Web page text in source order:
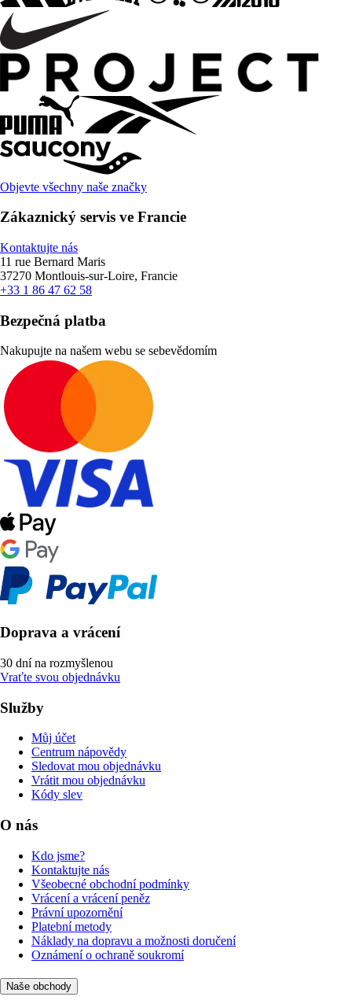
Objevte všechny naše značky
Zákaznický servis ve Francie
Kontaktujte nás
11 rue Bernard Maris
37270 Montlouis-sur-Loire, Francie
+33 1 86 47 62 58
Bezpečná platba
Nakupujte na našem webu se sebevědomím
Doprava a vrácení
30 dní na rozmyšlenou
Vraťte svou objednávku
Služby
Můj účet
Centrum nápovědy
Sledovat mou objednávku
Vrátit mou objednávku
Kódy slev
O nás
Kdo jsme?
Kontaktujte nás
Všeobecné obchodní podmínky
Vrácení a vrácení peněz
Právní upozornění
Platební metody
Náklady na dopravu a možnosti doručení
Oznámení o ochraně soukromí
Naše obchody